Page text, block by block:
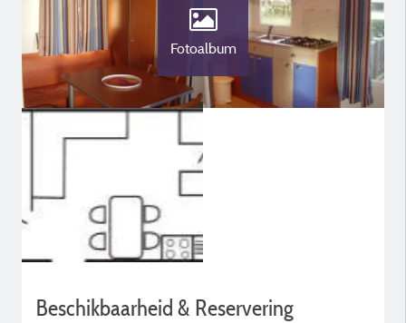
Fotoalbum
Beschikbaarheid & Reservering